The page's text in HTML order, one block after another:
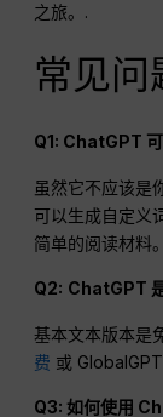
之旅。.
常见问
Q1: ChatGPT
虽然它不应该是
可以生成自定义
简单的阅读材料
Q2: ChatGPT
基本文本版本是
费 或
Q3: 如何使用